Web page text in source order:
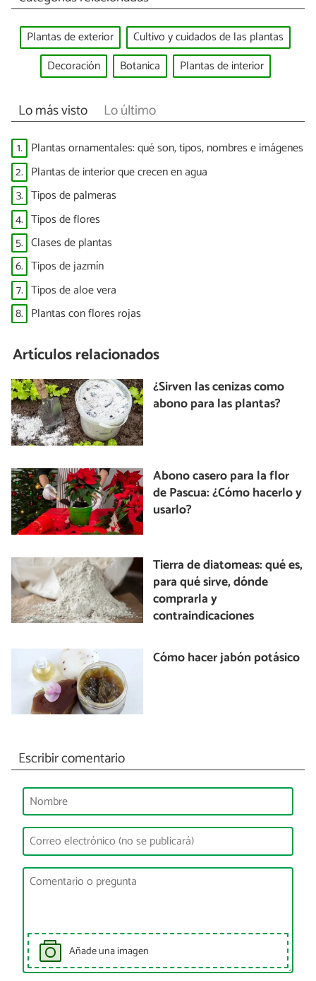
Plantas de exterior
Cultivo y cuidados de las plantas
Decoración
Botanica Plantas de interior
Lo más visto Lo último
1. Plantas ornamentales: qué son, tipos, nombres e imágenes
2. Plantas de interior que crecen en agua
3. Tipos de palmeras
4. Tipos de flores
5. Clases de plantas
6. Tipos de jazmín
7. Tipos de aloe vera
8. Plantas con flores rojas
Artículos relacionados
¿Sirven las cenizas como
abono para las plantas?
Abono casero para la flor
de Pascua: ¿Cómo hacerlo y
usarlo?
Tierra de diatomeas: qué es,
para qué sirve, dónde
comprarla y
contraindicaciones
Cómo hacer jabón potásico
Escribir comentario
Añade una imagen